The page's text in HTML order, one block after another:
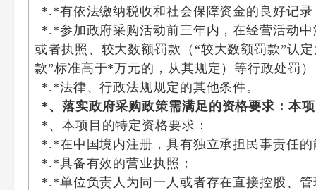
*.*有依法缴纳税收和社会保障资金的良好记录
*.*参加政府采购活动前三年内，在经营活动
或者执照、较大数额罚款（“较大数额罚款”认
款”标准高于*万元的，从其规定）等行政处罚
*.*法律、行政法规规定的其他条件。
*、落实政府采购政策需满足的资格要求：本
*、本项目的特定资格要求：
*.*在中国境内注册，具有独立承担民事责任
*.*具备有效的营业执照；
*.*单位负责人为同一人或者存在直接控股、